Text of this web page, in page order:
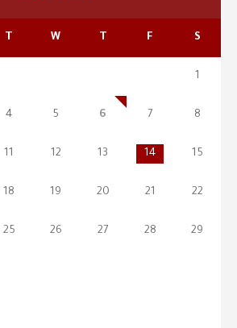
T W T F S
1
4 5 6 7 8
11 12 13 14 15
18 19 20 21 22
25 26 27 28 29